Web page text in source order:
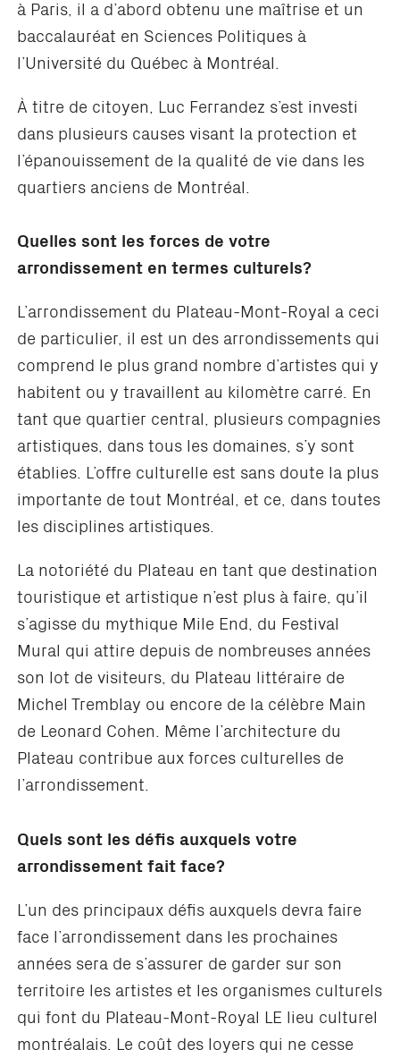
à Paris, il a d’abord obtenu une maîtrise et un
baccalauréat en Sciences Politiques à
l’Université du Québec à Montréal.
À titre de citoyen, Luc Ferrandez s’est investi
dans plusieurs causes visant la protection et
l’épanouissement de la qualité de vie dans les
quartiers anciens de Montréal.
Quelles sont les forces de votre
arrondissement en termes culturels?
L’arrondissement du Plateau-Mont-Royal a ceci
de particulier, il est un des arrondissements qui
comprend le plus grand nombre d’artistes qui y
habitent ou y travaillent au kilomètre carré. En
tant que quartier central, plusieurs compagnies
artistiques, dans tous les domaines, s’y sont
établies. L’offre culturelle est sans doute la plus
importante de tout Montréal, et ce, dans toutes
les disciplines artistiques.
La notoriété du Plateau en tant que destination
touristique et artistique n’est plus à faire, qu’il
s’agisse du mythique Mile End, du Festival
Mural qui attire depuis de nombreuses années
son lot de visiteurs, du Plateau littéraire de
Michel Tremblay ou encore de la célèbre Main
de Leonard Cohen. Même l’architecture du
Plateau contribue aux forces culturelles de
l’arrondissement.
Quels sont les défis auxquels votre
arrondissement fait face?
L’un des principaux défis auxquels devra faire
face l’arrondissement dans les prochaines
années sera de s’assurer de garder sur son
territoire les artistes et les organismes culturels
qui font du Plateau-Mont-Royal LE lieu culturel
montréalais. Le coût des loyers qui ne cesse